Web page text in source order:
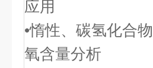
应用
•惰性、碳氢化合
氧含量分析